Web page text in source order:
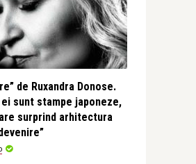
de Ruxandra Donose.
sunt stampe japoneze,
surprind arhitectura